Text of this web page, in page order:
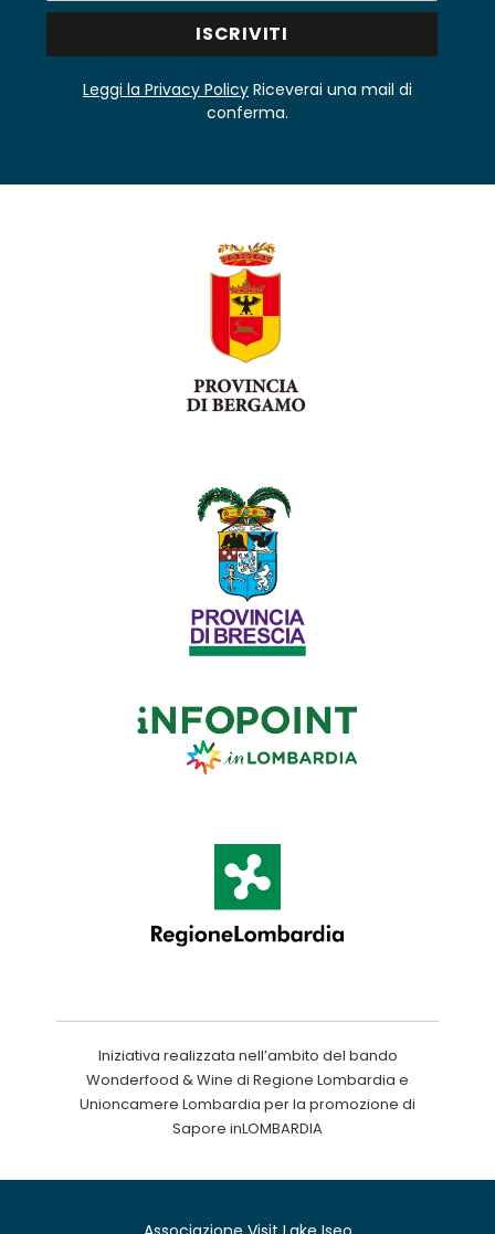
Leggi la Privacy Policy Riceverai una mail di
conferma.
Iniziativa realizzata nell’ambito del bando
Wonderfood & Wine di Regione Lombardia e
Unioncamere Lombardia per la promozione di
Sapore inLOMBARDIA